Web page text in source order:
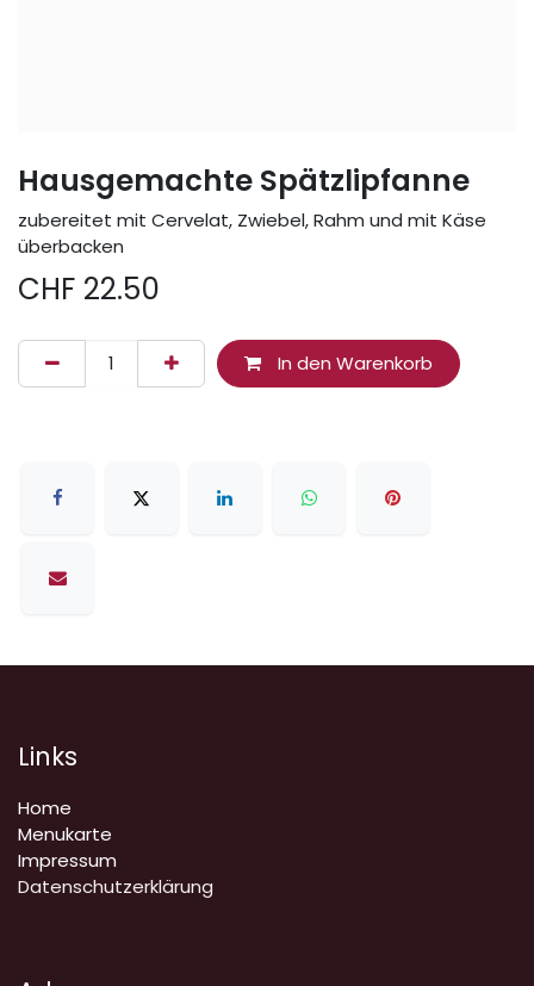
Hausgemachte Spätzlipfanne
zubereitet mit Cervelat, Zwiebel, Rahm und mit Käse
überbacken
CHF 22.50
In den Warenkorb
Links
Home
Menukarte
Impressum
Datenschutzerklärung